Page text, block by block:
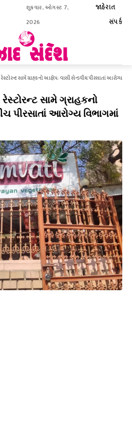
શુક્રવાર, ઓગસ્ટ 7,
2026
જાહેરાત
સંપર્ક
રેસ્ટોરન્ટ સામે ગ્રાહકનો આક્ષેપ: વાસી સેન્ડવીચ પીરસાતાં આરોગ્ય
સામે ગ્રાહકનો
પીરસાતાં આરોગ્ય વિભાગમાં